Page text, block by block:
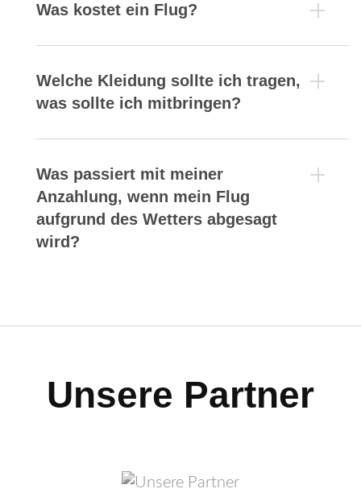
Was kostet ein Flug?
Welche Kleidung sollte ich tragen,
was sollte ich mitbringen?
Was passiert mit meiner
Anzahlung, wenn mein Flug
aufgrund des Wetters abgesagt
wird?
Unsere Partner